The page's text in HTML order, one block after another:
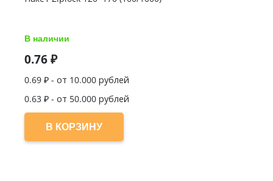
В наличии
0.76₽
0.69 ₽ - от 10.000 рублей
0.63 ₽ - от 50.000 рублей
В КОРЗИНУ